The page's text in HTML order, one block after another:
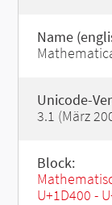
Name
Unicode-
3.1 (März
Block:
U+1D400 -